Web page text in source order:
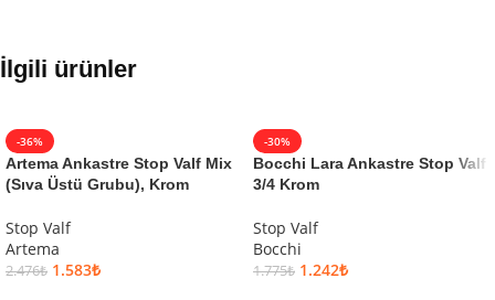
İlgili ürünler
-36%
Artema Ankastre Stop Valf Mix
(Sıva Üstü Grubu), Krom
Stop Valf
Artema
2.476₺ 1.583₺
-30%
Bocchi Lara Ankastre Stop Valf
3/4 Krom
Stop Valf
Bocchi
1.775₺ 1.242₺